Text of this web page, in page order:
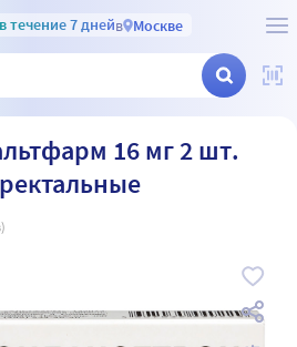
в течение 7 днейв Москве
16 мг 2 шт.